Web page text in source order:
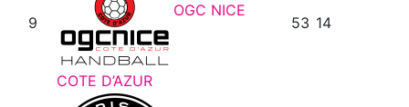
9
OGC NICE
COTE D’AZUR
53 14